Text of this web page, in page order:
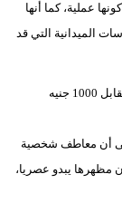
عملية، كما أنها
الميدانية التي قد
statement coat (يمكن شراؤه مقابل 1000 جنيه
أن معاطف شخصية
مظهرها يبدو عصريا،